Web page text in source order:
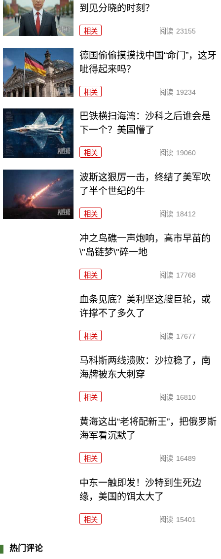
到见分晓的时刻？
相关 阅读 23155
德国偷偷摸摸找中国“命门”，这牙
呲得起来吗？
相关 阅读 19234
巴铁横扫海湾：沙科之后谁会是
下一个？美国懵了
相关 阅读 19060
波斯这狠厉一击，终结了美军吹
了半个世纪的牛
相关 阅读 18412
冲之鸟礁一声炮响，高市早苗的
\"岛链梦\"碎一地
相关 阅读 17768
血条见底？美利坚这艘巨轮，或
许撑不了多久了
相关 阅读 17677
马科斯两线溃败：沙拉稳了，南
海牌被东大刺穿
相关 阅读 16810
黄海这出“老将配新王”，把俄罗斯
海军看沉默了
相关 阅读 16489
中东一触即发！沙特到生死边
缘，美国的饵太大了
相关 阅读 15401
热门评论